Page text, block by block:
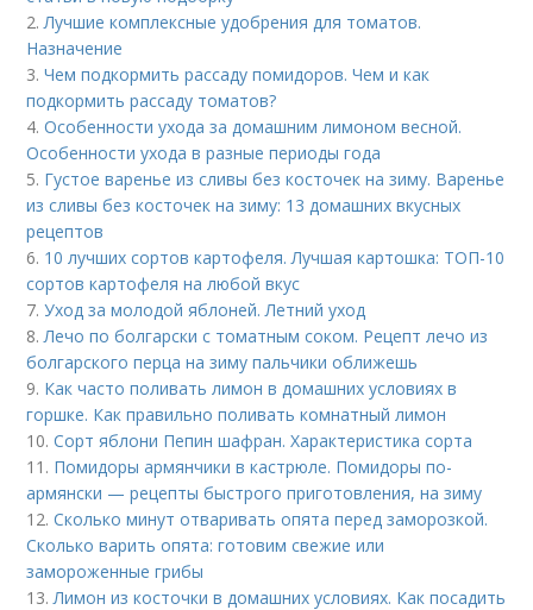
2.Лучшие комплексные удобрения для томатов.
Назначение
3.Чем подкормить рассаду помидоров. Чем и как
подкормить рассаду томатов?
4.Особенности ухода за домашним лимоном весной.
Особенности ухода в разные периоды года
5. Густое варенье из сливы без косточек на зиму. Варенье
из сливы без косточек на зиму: 13 домашних вкусных
рецептов
6. 10 лучших сортов картофеля. Лучшая картошка: ТОП-10
сортов картофеля на любой вкус
7.Уход за молодой яблоней. Летний уход
8.Лечо по болгарски с томатным соком. Рецепт лечо из
болгарского перца на зиму пальчики оближешь
9. Как часто поливать лимон в домашних условиях в
горшке. Как правильно поливать комнатный лимон
10.Сорт яблони Пепин шафран. Характеристика сорта
11. Помидоры армянчики в кастрюле. Помидоры по-
армянски — рецепты быстрого приготовления, на зиму
12.Сколько минут отваривать опята перед заморозкой.
Сколько варить опята: готовим свежие или
замороженные грибы
13.Лимон из косточки в домашних условиях. Как посадить